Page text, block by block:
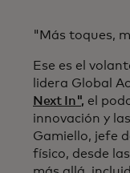
"Más toques,
Ese es el
lidera Global
Next In", el
innovación y
Gamiello, jefe
físico, desde las